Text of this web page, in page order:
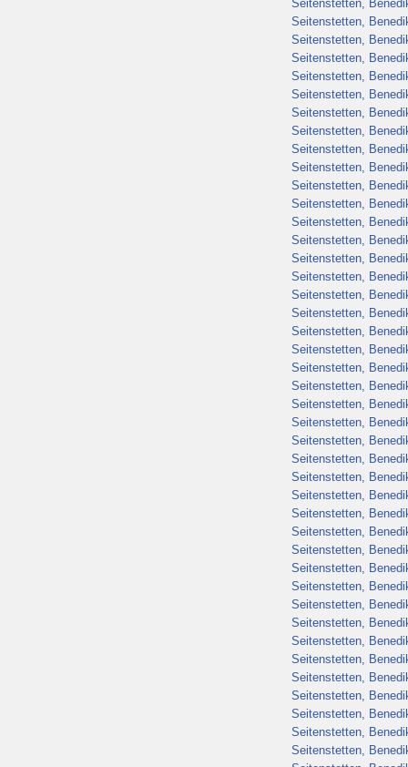
Seitenstetten,
Seitenstetten,
Seitenstetten,
Seitenstetten,
Seitenstetten,
Seitenstetten,
Seitenstetten,
Seitenstetten,
Seitenstetten,
Seitenstetten,
Seitenstetten,
Seitenstetten,
Seitenstetten,
Seitenstetten,
Seitenstetten,
Seitenstetten,
Seitenstetten,
Seitenstetten,
Seitenstetten,
Seitenstetten,
Seitenstetten,
Seitenstetten,
Seitenstetten,
Seitenstetten,
Seitenstetten,
Seitenstetten,
Seitenstetten,
Seitenstetten,
Seitenstetten,
Seitenstetten,
Seitenstetten,
Seitenstetten,
Seitenstetten,
Seitenstetten,
Seitenstetten,
Seitenstetten,
Seitenstetten,
Seitenstetten,
Seitenstetten,
Seitenstetten,
Seitenstetten,
Seitenstetten,